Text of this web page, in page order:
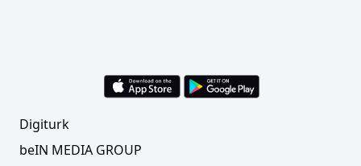
Digiturk
beIN MEDIA GROUP